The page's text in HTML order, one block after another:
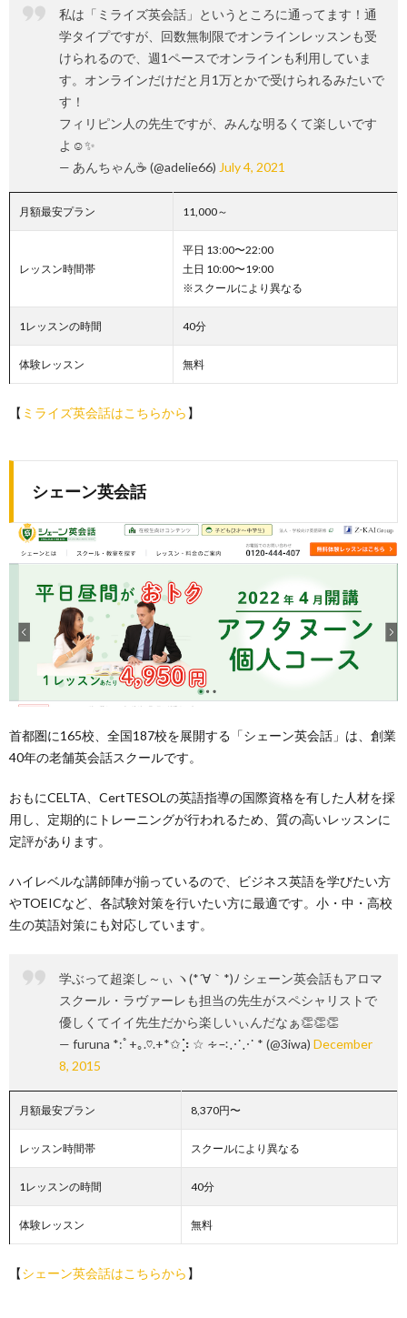
私は「ミライズ英会話」というところに通ってます！通
学タイプですが、回数無制限でオンラインレッスンも受
けられるので、週1ペースでオンラインも利用していま
す。オンラインだけだと月1万とかで受けられるみたいで
す！
フィリピン人の先生ですが、みんな明るくて楽しいです
よ☺️✨
— あんちゃん☕️ (@adelie66) July 4, 2021
月額最安プラン 11,000～
レッスン時間帯
平日 13:00〜22:00
土日 10:00〜19:00
※スクールにより異なる
1レッスンの時間 40分
体験レッスン 無料
【 ミライズ英会話はこちらから 】
シェーン英会話
首都圏に165校、全国187校を展開する「シェーン英会話」は、創業
40年の老舗英会話スクールです。
おもにCELTA、CertTESOLの英語指導の国際資格を有した人材を採
用し、定期的にトレーニングが行われるため、質の高いレッスンに
定評があります。
ハイレベルな講師陣が揃っているので、ビジネス英語を学びたい方
やTOEICなど、各試験対策を行いたい方に最適です。小・中・高校
生の英語対策にも対応しています。
学ぶって超楽し～ぃ ヽ(*´∀｀*)ﾉ シェーン英会話もアロマ
スクール・ラヴァーレも担当の先生がスペシャリストで
優しくてイイ先生だから楽しいぃんだなぁ👏👏👏
— furuna *:ﾟ+｡.♡.+*✩⡱ ☆ ∻∹⋰⋰ * (@3iwa) December
8, 2015
月額最安プラン 8,370円〜
レッスン時間帯 スクールにより異なる
1レッスンの時間 40分
体験レッスン 無料
【シェーン英会話はこちらから 】